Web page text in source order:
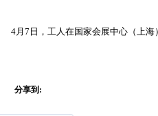
4月7日，工人在国家会展中心（上
分享到: